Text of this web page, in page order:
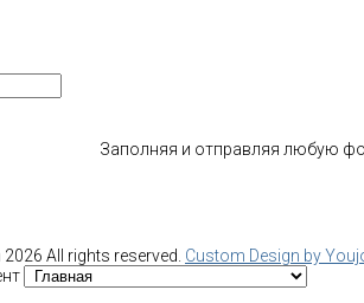
Заполняя и отправляя любую
2026 All rights reserved. Custom Design by